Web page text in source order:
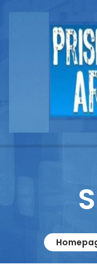
Buscador
Documentos
Columnistas
Contacto